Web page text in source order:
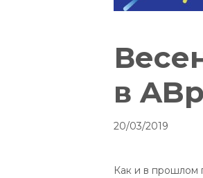
в
20/03/2019
Как и в прошлом